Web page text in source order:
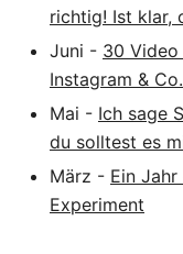
richtig! Ist klar,
Juni - 30 Video
Instagram & Co.
Mai - Ich sage
du solltest es
März - Ein
Experiment